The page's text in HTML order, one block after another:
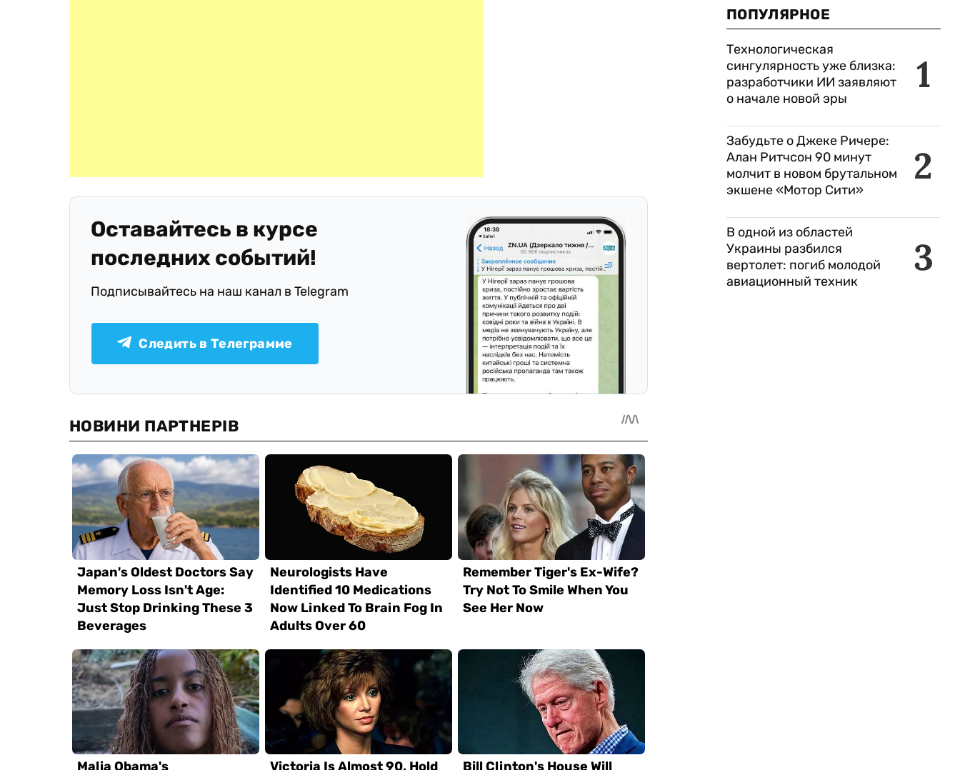
Оставайтесь в курсе
последних событий!
Подписывайтесь на наш канал в Telegram
Следить в Телеграмме
ПОПУЛЯРНОЕ
1
Технологическая
сингулярность уже близка:
разработчики ИИ заявляют
о начале новой эры
2
Забудьте о Джеке Ричере:
Алан Ритчсон 90 минут
молчит в новом брутальном
экшене «Мотор Сити»
3
В одной из областей
Украины разбился
вертолет: погиб молодой
авиационный техник